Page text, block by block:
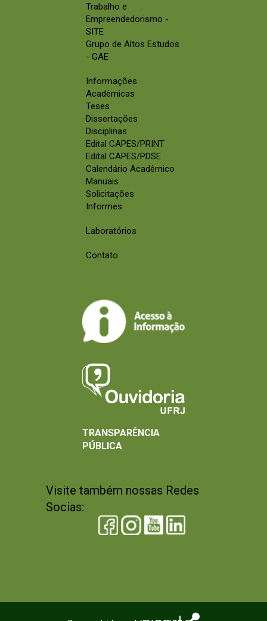
Trabalho e
Empreendedorismo -
SITE
Grupo de Altos Estudos
- GAE
Informações
Acadêmicas
Teses
Dissertações
Disciplinas
Edital CAPES/PRINT
Edital CAPES/PDSE
Calendário Acadêmico
Manuais
Solicitações
Informes
Laboratórios
Contato
Visite também nossas Redes
Socias:
TRANSPARÊNCIA
PÚBLICA